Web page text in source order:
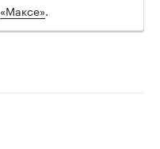
«Максе».